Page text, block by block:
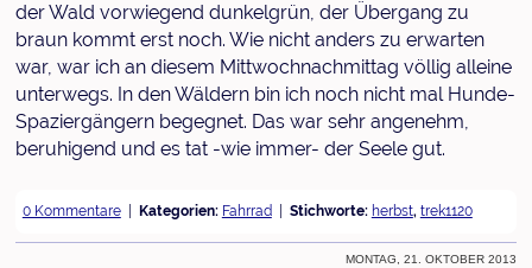
der Wald vorwiegend dunkelgrün, der Übergang zu
braun kommt erst noch. Wie nicht anders zu erwarten
war, war ich an diesem Mittwochnachmittag völlig alleine
unterwegs. In den Wäldern bin ich noch nicht mal Hunde-
Spaziergängern begegnet. Das war sehr angenehm,
beruhigend und es tat -wie immer- der Seele gut.
0 Kommentare Kategorien: Fahrrad Stichworte: herbst, trek1120
Montag, 21. Oktober 2013